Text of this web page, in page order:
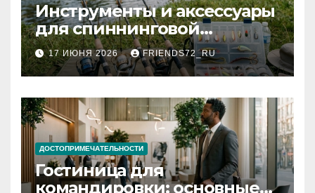
Инструменты и аксессуары
для спиннинговой
рыбалки: назначение и
типы
17 ИЮНЯ 2026 FRIENDS72_RU
ДОСТОПРИМЕЧАТЕЛЬНОСТИ
Гостиница для
командировки: основные